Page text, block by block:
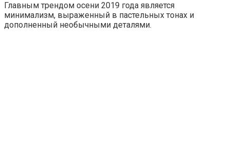
Главным трендом осени 2019 года является
минимализм, выраженный в пастельных тонах и
дополненный необычными деталями.